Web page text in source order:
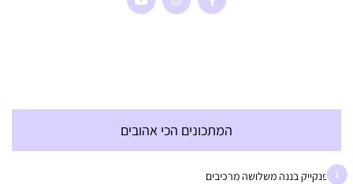
המתכונים הכי אהובים
1 פנקייק בננה משלושה מרכיבים